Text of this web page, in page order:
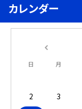
カレンダー
日 月
2
3